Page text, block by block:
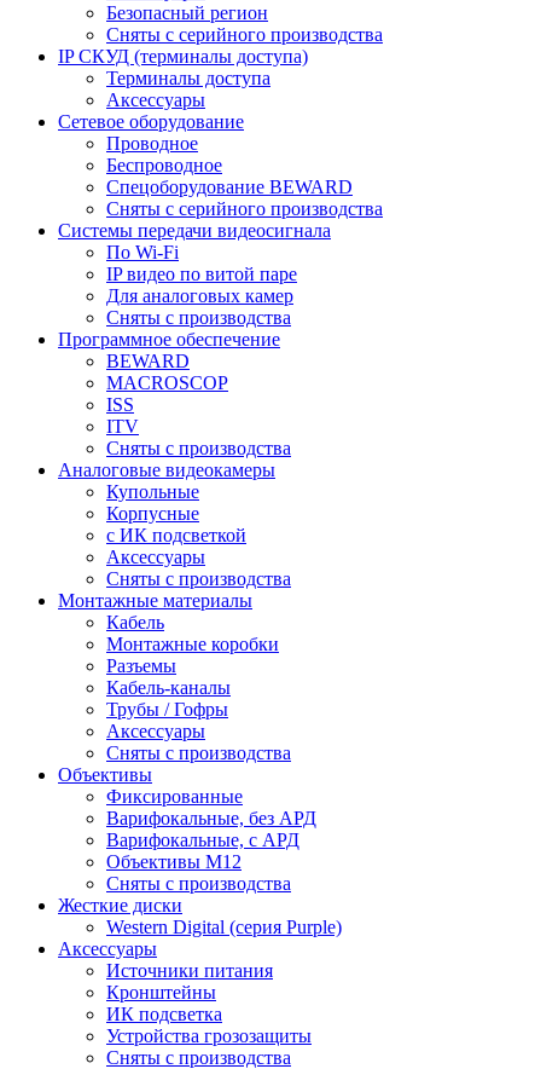
Безопасный регион
Сняты с серийного производства
IP СКУД (терминалы доступа)
Терминалы доступа
Аксессуары
Сетевое оборудование
Проводное
Беспроводное
Спецоборудование BEWARD
Сняты с серийного производства
Системы передачи видеосигнала
По Wi-Fi
IP видео по витой паре
Для аналоговых камер
Сняты с производства
Программное обеспечение
BEWARD
MACROSCOP
ISS
ITV
Сняты с производства
Аналоговые видеокамеры
Купольные
Корпусные
c ИК подсветкой
Аксессуары
Сняты с производства
Монтажные материалы
Кабель
Монтажные коробки
Разъемы
Кабель-каналы
Трубы / Гофры
Аксессуары
Сняты с производства
Объективы
Фиксированные
Варифокальные, без АРД
Варифокальные, с АРД
Объективы M12
Сняты с производства
Жесткие диски
Western Digital (серия Purple)
Аксессуары
Источники питания
Кронштейны
ИК подсветка
Устройства грозозащиты
Сняты с производства